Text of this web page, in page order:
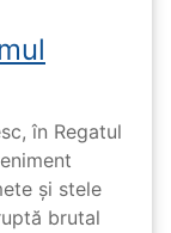
în Regatul
și stele
brutal